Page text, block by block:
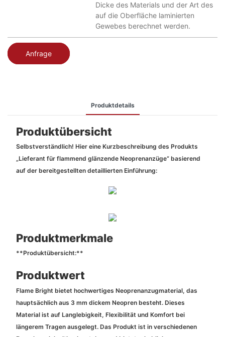
Dicke des Materials und der Art des
auf die Oberfläche laminierten
Gewebes berechnet werden.
Anfrage
Produktdetails
Produktübersicht
Selbstverständlich! Hier eine Kurzbeschreibung des Produkts
„Lieferant für flammend glänzende Neoprenanzüge“ basierend
auf der bereitgestellten detaillierten Einführung:
Produktmerkmale
**Produktübersicht:**
Produktwert
Flame Bright bietet hochwertiges Neoprenanzugmaterial, das
hauptsächlich aus 3 mm dickem Neopren besteht. Dieses
Material ist auf Langlebigkeit, Flexibilität und Komfort bei
längerem Tragen ausgelegt. Das Produkt ist in verschiedenen